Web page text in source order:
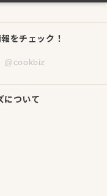
をチェック！
@cookbiz
について